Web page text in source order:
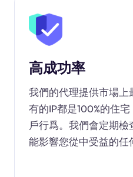
高成功率
我們的代理提供市場
有的IP都是100%的住
戶行爲。我們會定期
能影響您從中受益的任